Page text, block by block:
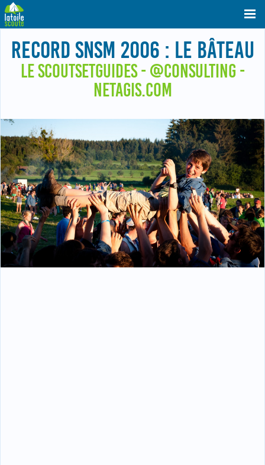
RECORD SNSM 2006 : LE BÂTEAU
LE SCOUTSETGUIDES - @CONSULTING -
NETAGIS.COM